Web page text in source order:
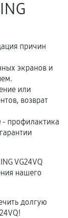
по
внешних
сервисным
причин
экранов и
или
возврат
- профилактика
VG24VQ
нашего
долгую